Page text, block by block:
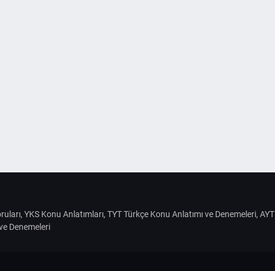
YKS Konu Anlatımları, TYT Türkçe Konu Anlatımı ve Denemeleri, AYT
Denemeleri